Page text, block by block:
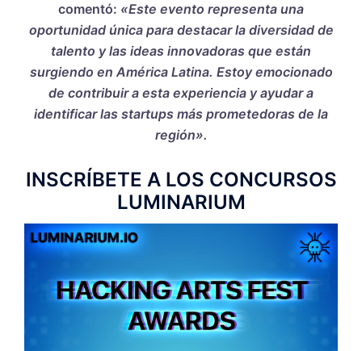
comentó: «Este evento representa una
oportunidad única para destacar la diversidad de
talento y las ideas innovadoras que están
surgiendo en América Latina. Estoy emocionado
de contribuir a esta experiencia y ayudar a
identificar las startups más prometedoras de la
región».
INSCRÍBETE A LOS CONCURSOS
LUMINARIUM